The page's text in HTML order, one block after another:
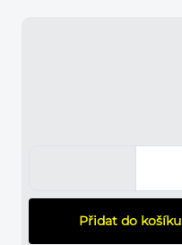
Přidat do košíku